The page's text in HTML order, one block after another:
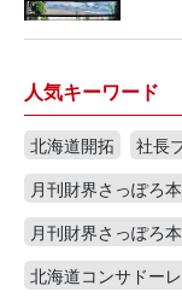
人気キーワード
北海道開拓 社長
月刊財界さっぽろ
月刊財界さっぽろ
北海道コンサドー